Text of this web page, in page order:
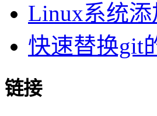
Linux系统添
快速替换git
链接